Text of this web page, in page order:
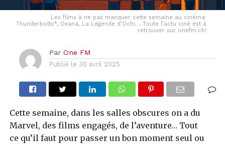
Les films à ne pas manquer cette semaine au cinéma:
Thunderbolts*, Oxana, La Légende d’Ochi… Toute l’actu ciné est à
retrouver sur onefm.ch!
Par One FM
Publié le 30 avril 2025
Cette semaine, dans les salles obscures on a du
Marvel, des films engagés, de l’aventure… Tout
ce qu’il faut pour passer un bon moment seul ou